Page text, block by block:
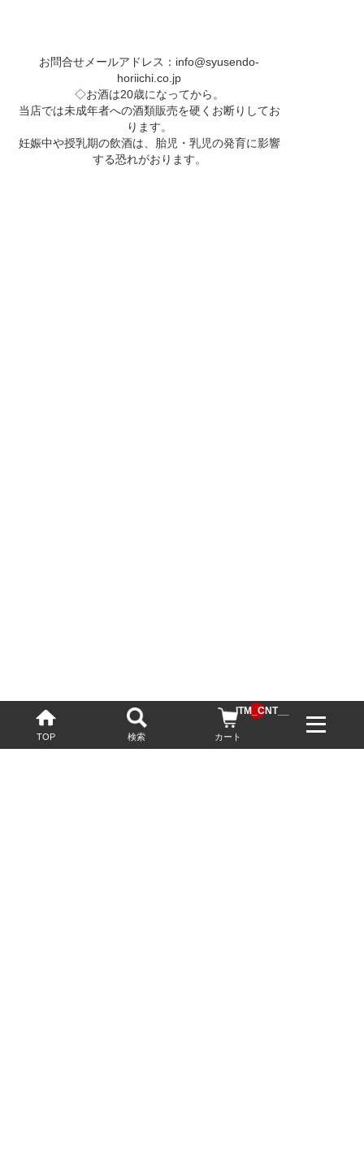
TOP 検索 カート
__ITM_CNT__
お問合せメールアドレス： info@syusendo-
horiichi.co.jp
◇お酒は20歳になってから。
当店では未成年者への酒類販売を硬くお断りしてお
ります。
妊娠中や授乳期の飲酒は、胎児・乳児の発育に影響
する恐れがおります。